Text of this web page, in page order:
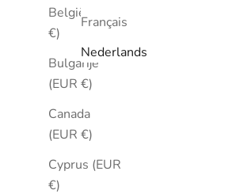
België (EUR
€)
Bulgarije
(EUR €)
Canada
(EUR €)
Cyprus (EUR
€)
Français
Nederlands